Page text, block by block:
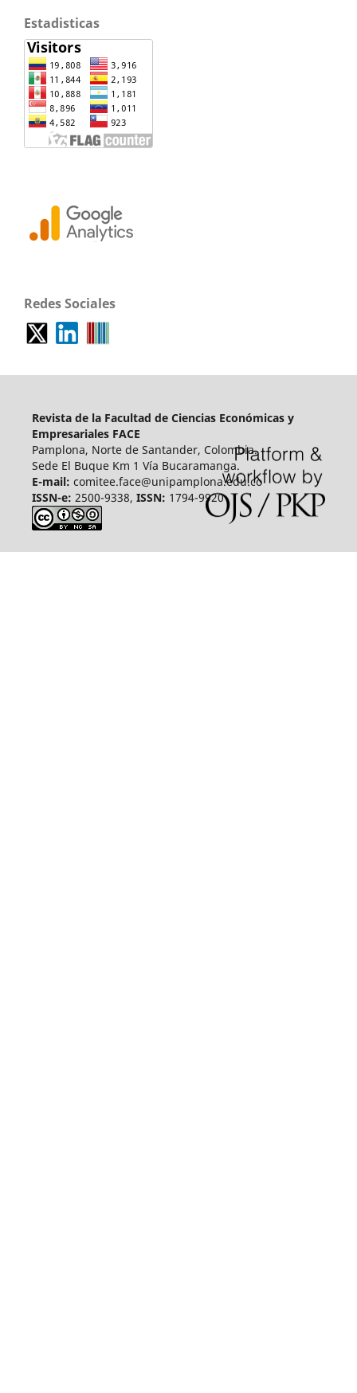
Estadisticas
Redes Sociales
Revista de la Facultad de Ciencias Económicas y
Empresariales FACE
Pamplona, Norte de Santander, Colombia.
Sede El Buque Km 1 Vía Bucaramanga.
E-mail: comitee.face@unipamplona.edu.co
ISSN-e: 2500-9338, ISSN: 1794-9920